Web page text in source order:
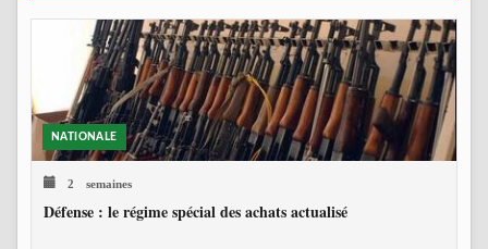
NATIONALE
2 semaines
Défense : le régime spécial des achats actualisé